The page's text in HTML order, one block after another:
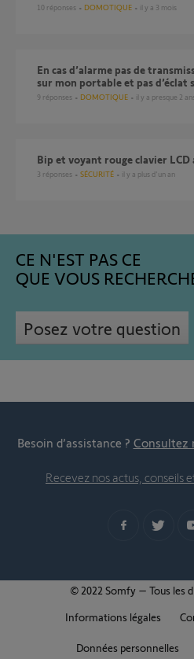
10 réponses DOMOTIQUE il y a 3 mois
En cas d’alarme pas de transmission de message d’alarme
sur mon portable et pas d’éclat
9 réponses DOMOTIQUE il y a presque 2
Bip et voyant rouge clavier
3 réponses SÉCURITÉ il y a plus d'un an
CE N'EST PAS CE
QUE VOUS
Posez votre question
Besoin d’assistance ? Consultez
Recevez nos actus, conseils
© 2022 Somfy – Tous les
Informations légales
Données personnelles